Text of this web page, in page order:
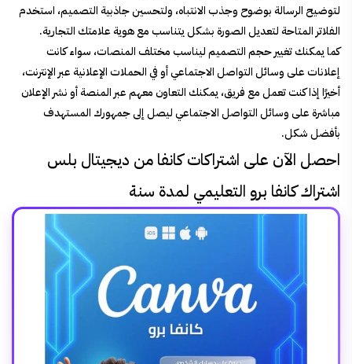
لتوضيح الرسالة بوضوح وجذب الانتباه، ولتحسين جاذبية التصميم، استخدم
الفلاتر المتاحة لتعديل الصورة بشكل يتناسب مع هوية علامتك التجارية.
كما يمكنك تغيير حجم التصميم ليناسب مختلف المنصات، سواء كانت
إعلانات على وسائل التواصل الاجتماعي أو في الحملات الإعلانية عبر الإنترنت،
أخيرًا إذا كنت تعمل مع فريق، يمكنك التعاون معهم عبر المنصة أو نشر الإعلان
مباشرة على وسائل التواصل الاجتماعي ليصل إلى جمهورك المستهدف
بأفضل شكل.
احصل الآن على اشتراكات كانفا من ديجيتال بلس
اشتراك كانفا برو التعليمي لمدة سنة